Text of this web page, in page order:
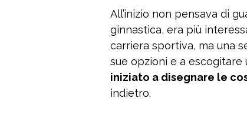
All’inizio non pensava di
ginnastica, era più
carriera sportiva, ma una
sue opzioni e a escogitare
iniziato a disegnare le
indietro.